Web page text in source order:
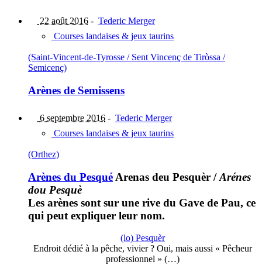
22 août 2016 - Tederic Merger
Courses landaises & jeux taurins
(Saint-Vincent-de-Tyrosse / Sent Vincenç de Tiròssa /
Semicenç)
Arènes de Semissens
6 septembre 2016 - Tederic Merger
Courses landaises & jeux taurins
(Orthez)
Arènes du Pesqué Arenas deu Pesquèr /Arénes
dou Pesquè
Les arènes sont sur une rive du Gave de Pau, ce
qui peut expliquer leur nom.
(lo) Pesquèr
Endroit dédié à la pêche, vivier ? Oui, mais aussi « Pêcheur
professionnel » (…)